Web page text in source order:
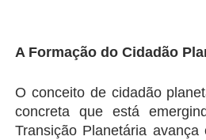
A Formação do Cidadão
O conceito de cidadão
concreta que está
Transição Planetária